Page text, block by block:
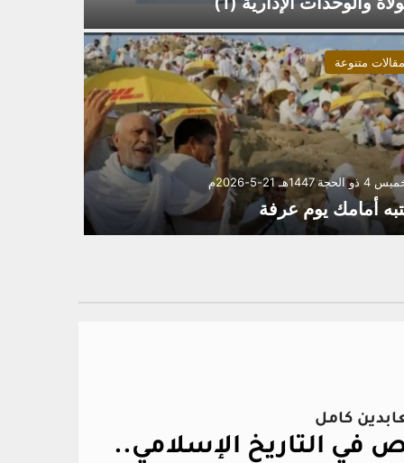
مقالات متنوعة
1447هـ 21-5-2026م
أمامك يوم عرفة
كامل
في التاريخ الإسلامي..